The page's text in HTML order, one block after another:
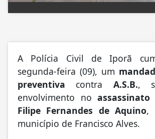
A Polícia Civil de Iporã
segunda-feira (09), um
preventiva contra A.S.B.,
envolvimento no
Filipe Fernandes de Aquino,
município de Francisco Alves.